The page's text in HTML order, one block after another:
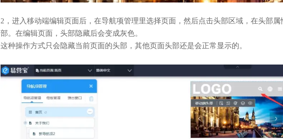
2，进入移动端编辑页面后，在导航项管理里选择页面，然后点击头部区域，在头部
部。在编辑页面，头部隐藏后会变成灰色。
这种操作方式只会隐藏当前页面的头部，其他页面头部还是会正常显示的。